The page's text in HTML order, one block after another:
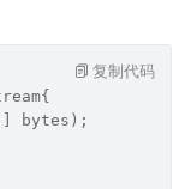
bytes);
复制代码